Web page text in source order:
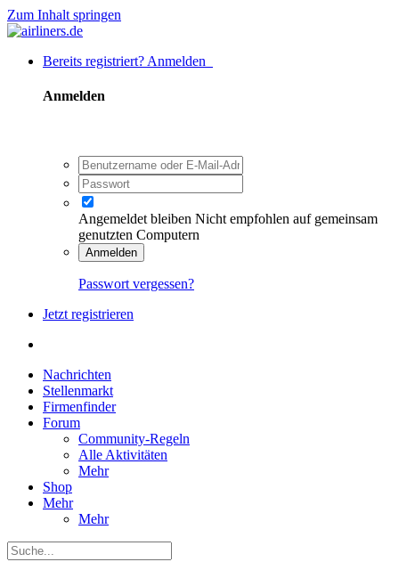
Zum Inhalt springen
Bereits registriert? Anmelden
Anmelden
Angemeldet bleiben Nicht empfohlen auf gemeinsam
genutzten Computern
Anmelden
Passwort vergessen?
Jetzt registrieren
Nachrichten
Stellenmarkt
Firmenfinder
Forum
Community-Regeln
Alle Aktivitäten
Mehr
Shop
Mehr
Mehr